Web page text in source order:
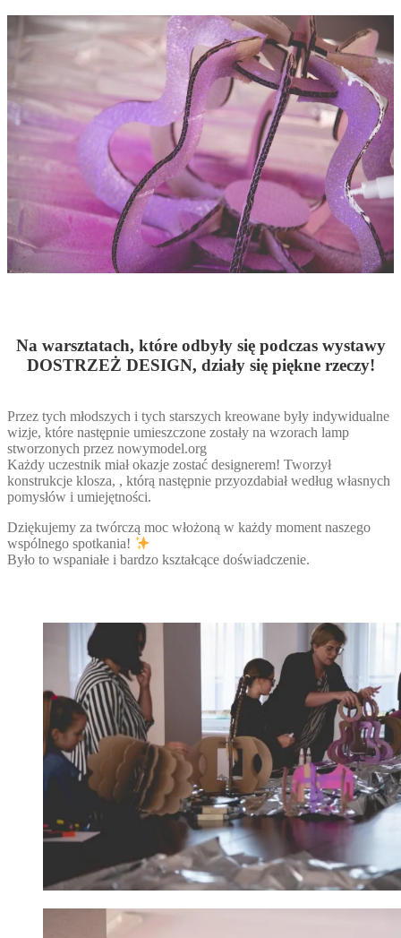
Na warsztatach, które odbyły się podczas wystawy
DOSTRZEŻ DESIGN, działy się piękne rzeczy!
Przez tych młodszych i tych starszych kreowane były indywidualne
wizje, które następnie umieszczone zostały na wzorach lamp
stworzonych przez nowymodel.org
Każdy uczestnik miał okazje zostać designerem! Tworzył
konstrukcje klosza, , którą następnie przyozdabiał według własnych
pomysłów i umiejętności.
Dziękujemy za twórczą moc włożoną w każdy moment naszego
wspólnego spotkania!
Było to wspaniałe i bardzo kształcące doświadczenie.